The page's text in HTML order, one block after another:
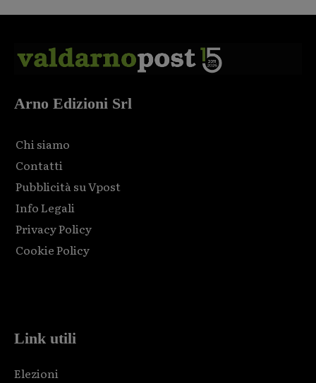
Arno Edizioni Srl
Chi siamo
Contatti
Pubblicità su Vpost
Info Legali
Privacy Policy
Cookie Policy
Link utili
Elezioni